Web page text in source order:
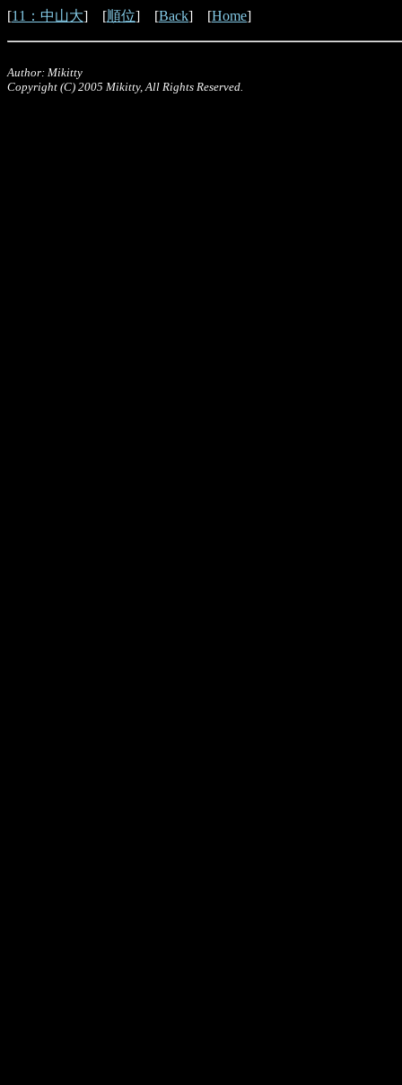
[11：中山大] [順位] [Back] [Home]
Author: Mikitty
Copyright (C) 2005 Mikitty, All Rights Reserved.